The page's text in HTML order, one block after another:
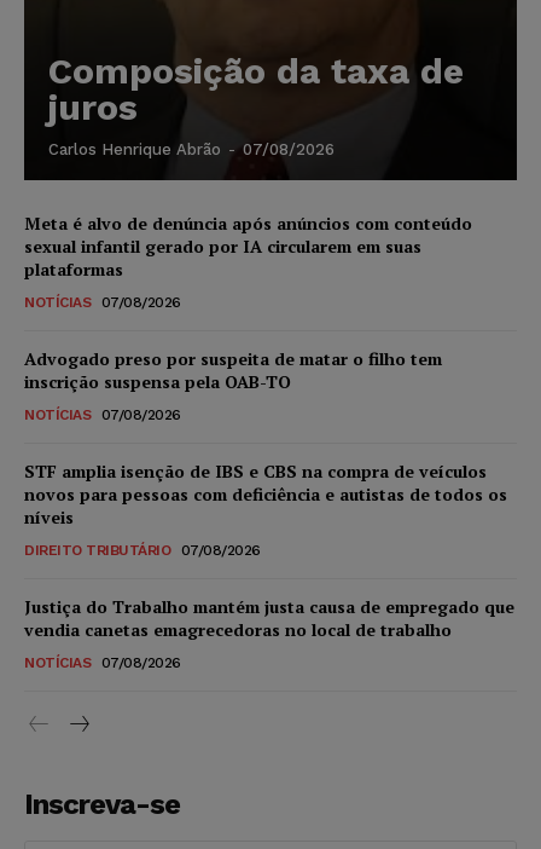
Composição da taxa de
juros
Carlos Henrique Abrão - 07/08/2026
Meta é alvo de denúncia após anúncios com conteúdo
sexual infantil gerado por IA circularem em suas
plataformas
NOTÍCIAS 07/08/2026
Advogado preso por suspeita de matar o filho tem
inscrição suspensa pela OAB-TO
NOTÍCIAS 07/08/2026
STF amplia isenção de IBS e CBS na compra de veículos
novos para pessoas com deficiência e autistas de todos os
níveis
DIREITO TRIBUTÁRIO 07/08/2026
Justiça do Trabalho mantém justa causa de empregado que
vendia canetas emagrecedoras no local de trabalho
NOTÍCIAS 07/08/2026
Inscreva-se